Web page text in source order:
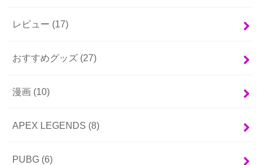
レビュー (17)
おすすめグッズ (27)
漫画 (10)
APEX LEGENDS (8)
PUBG (6)